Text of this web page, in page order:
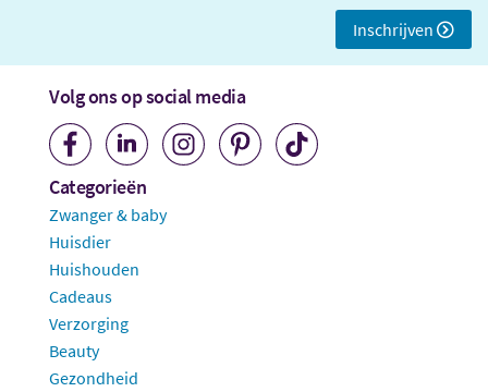
Inschrijven
Volg ons op social media
Categorieën
Zwanger & baby
Huisdier
Huishouden
Cadeaus
Verzorging
Beauty
Gezondheid